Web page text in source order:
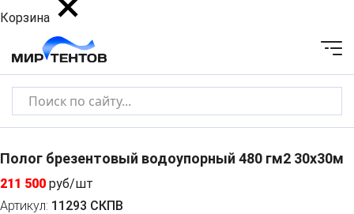
Корзина
Полог брезентовый водоупорный 480 гм2 30x30м
211 500 руб/шт
Артикул: 11293 СКПВ